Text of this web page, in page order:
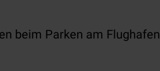
beim Parken am